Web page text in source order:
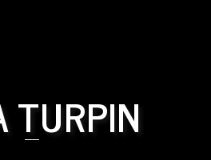
TURPIN